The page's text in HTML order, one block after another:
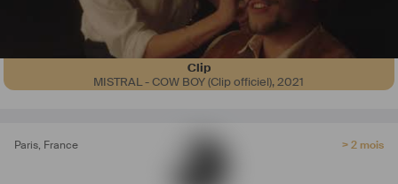
Clip
MISTRAL - COW BOY (Clip officiel),2021
Paris, France > 2 mois
fiction #clip# pub iledefrance # electro